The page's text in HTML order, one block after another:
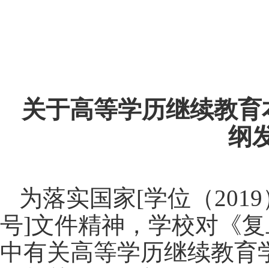
关于高等学历继续教
纲
为落实国家[学位（2019
号]文件精神，学校对《
中有关高等学历继续教